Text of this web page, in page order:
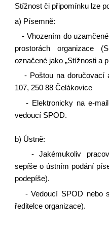
Stížnost či připomínku lze
a) Písemně:
- Vhozením do
prostorách organizace
označené jako „Stížnosti a
- Poštou na doručovací
107, 250 88 Čelákovice
- Elektronicky na e-
vedoucí SPOD.
b) Ústně:
- Jakémukoliv
sepíše o ústním podání
podepíše).
- Vedoucí SPOD nebo
ředitelce organizace).